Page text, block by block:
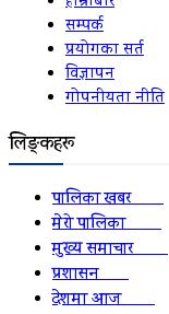
सम्पर्क
प्रयोगका सर्त
विज्ञापन
गोपनीयता नीति
लिङ्कहरू
पालिका खबर2152
मेरो पालिका2078
मुख्य समाचार2010
प्रशासन1341
देशमा आज1278